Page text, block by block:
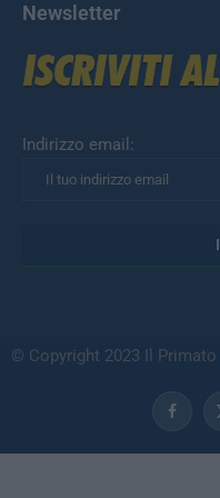
Newsletter
Indirizzo email:
© Copyright 2023 Il